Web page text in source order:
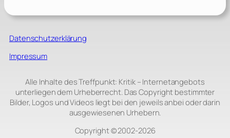
Datenschutzerklärung
Impressum
Alle Inhalte des Treffpunkt: Kritik – Internetangebots
unterliegen dem Urheberrecht. Das Copyright bestimmter
Bilder, Logos und Videos liegt bei den jeweils anbei oder darin
ausgewiesenen Urhebern.
Copyright © 2002‑2026